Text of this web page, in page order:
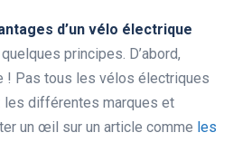
d’un vélo électrique
principes. D’abord,
! Pas tous les vélos électriques
les différentes marques et
un œil sur un article comme les